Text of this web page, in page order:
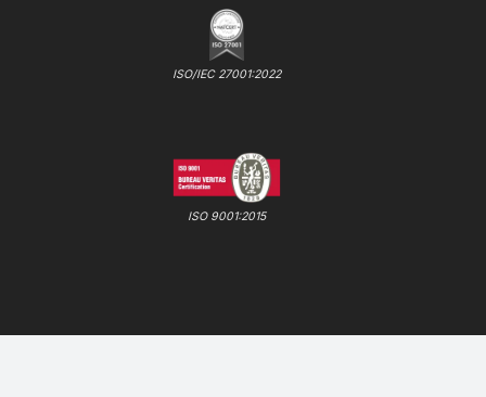
ISO/IEC 27001:2022
ISO 9001:2015